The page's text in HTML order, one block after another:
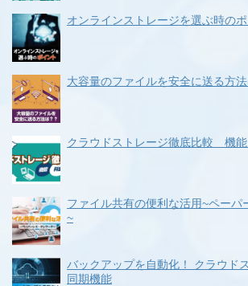
オンラインストレージを選ぶ時のポ
大容量のファイルを安全に送る方法
クラウドストレージ徹底比較 機
ファイル共有の便利な活用~ペーパ
~
バックアップを自動化！ クラウド
同期機能